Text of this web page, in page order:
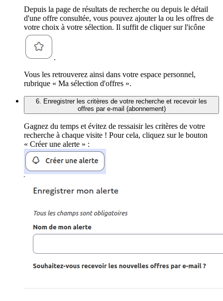
Depuis la page de résultats de recherche ou depuis le détail
d'une offre consultée, vous pouvez ajouter la ou les offres de
votre choix à votre sélection. Il suffit de cliquer sur l'icône
.
Vous les retrouverez ainsi dans votre espace personnel,
rubrique « Ma sélection d'offres ».
6. Enregistrer les critères de votre recherche et recevoir les
offres par e-mail (abonnement)
Gagnez du temps et évitez de ressaisir les critères de votre
recherche à chaque visite ! Pour cela, cliquez sur le bouton
« Créer une alerte » :